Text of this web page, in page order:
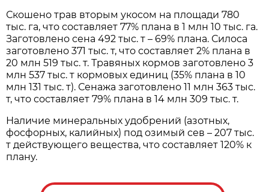
Скошено трав вторым укосом на площади 780
тыс. га, что составляет 77% плана в 1 млн 10 тыс. га.
Заготовлено сена 492 тыс. т – 69% плана. Силоса
заготовлено 371 тыс. т, что составляет 2% плана в
20 млн 519 тыс. т. Травяных кормов заготовлено 3
млн 537 тыс. т кормовых единиц (35% плана в 10
млн 131 тыс. т). Сенажа заготовлено 11 млн 363 тыс.
т, что составляет 79% плана в 14 млн 309 тыс. т.
Наличие минеральных удобрений (азотных,
фосфорных, калийных) под озимый сев – 207 тыс.
т действующего вещества, что составляет 120% к
плану.